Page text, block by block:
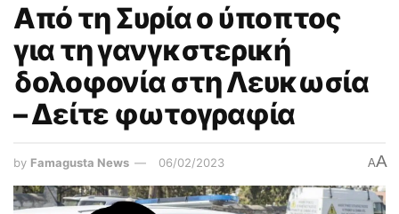
Από τη Συρία ο ύποπτος
για τη γανγκστερική
δολοφονία στη Λευκωσία
– Δείτε φωτογραφία
by Famagusta News 06/02/2023 AA